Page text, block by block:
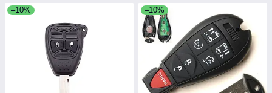
–10% –10%